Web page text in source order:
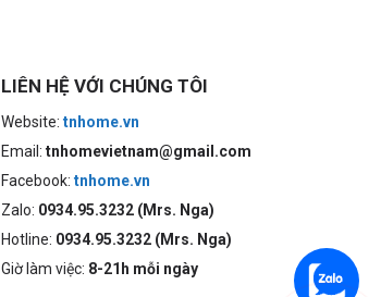
LIÊN HỆ VỚI CHÚNG TÔI
Website: tnhome.vn
Email: tnhomevietnam@gmail.com
Facebook: tnhome.vn
Zalo: 0934.95.3232 (Mrs. Nga)
Hotline: 0934.95.3232 (Mrs. Nga)
Giờ làm việc: 8-21h mỗi ngày